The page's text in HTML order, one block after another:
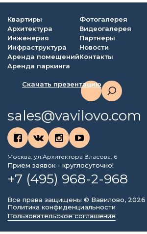
Квартиры
Архитектура
Инженерия
Инфраструктура
Аренда помещений
Аренда паркинга
Фотогалерея
Видеогалерея
Партнеры
Новости
Контакты
Скачать презентацию
sales@vavilovo.com
Москва, ул.Архитектора Власова, 6
Прием заявок - круглосуточно!
+7 (495) 968-2-968
Все права защищены © Вавилово, 2026
Политика конфиденциальности
Пользовательское соглашение